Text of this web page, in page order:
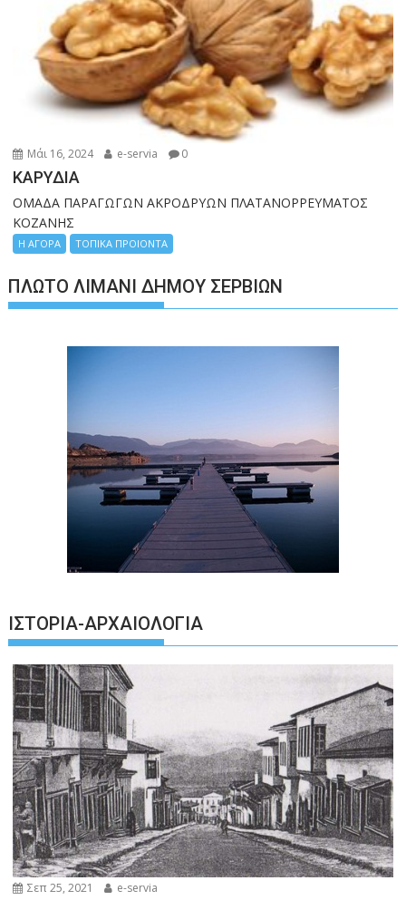
Μάι 16, 2024 e-servia 0
ΚΑΡΥΔΙΑ
ΟΜΑΔΑ ΠΑΡΑΓΩΓΩΝ ΑΚΡΟΔΡΥΩΝ ΠΛΑΤΑΝΟΡΡΕΥΜΑΤΟΣ
ΚΟΖΑΝΗΣ
Η ΑΓΟΡΑ ΤΟΠΙΚΑ ΠΡΟΙΟΝΤΑ
ΠΛΩΤΌ ΛΙΜΆΝΙ ΔΉΜΟΥ ΣΕΡΒΊΩΝ
ΙΣΤΟΡΊΑ-ΑΡΧΑΙΟΛΟΓΊΑ
Σεπ 25, 2021 e-servia